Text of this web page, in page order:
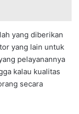
yang diberikan
yang lain untuk
pelayanannya
kalau kualitas
secara